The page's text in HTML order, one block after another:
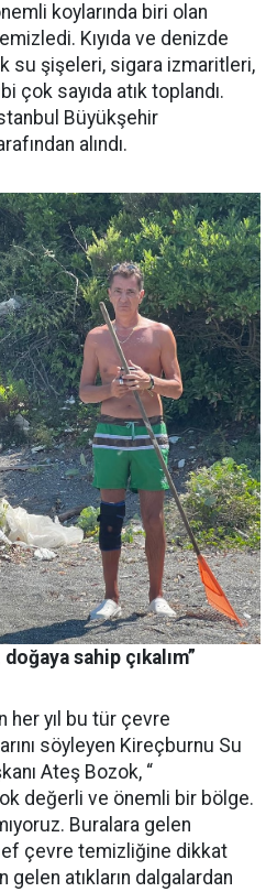
koylarında biri olan
Kıyıda ve denizde
su şişeleri, sigara izmaritleri,
çok sayıda atık toplandı.
Büyükşehir
alındı.
sahip çıkalım”
her yıl bu tür çevre
söyleyen Kireçburnu Su
Ateş Bozok, “
değerli ve önemli bir bölge.
Buralara gelen
çevre temizliğine dikkat
gelen atıkların dalgalardan